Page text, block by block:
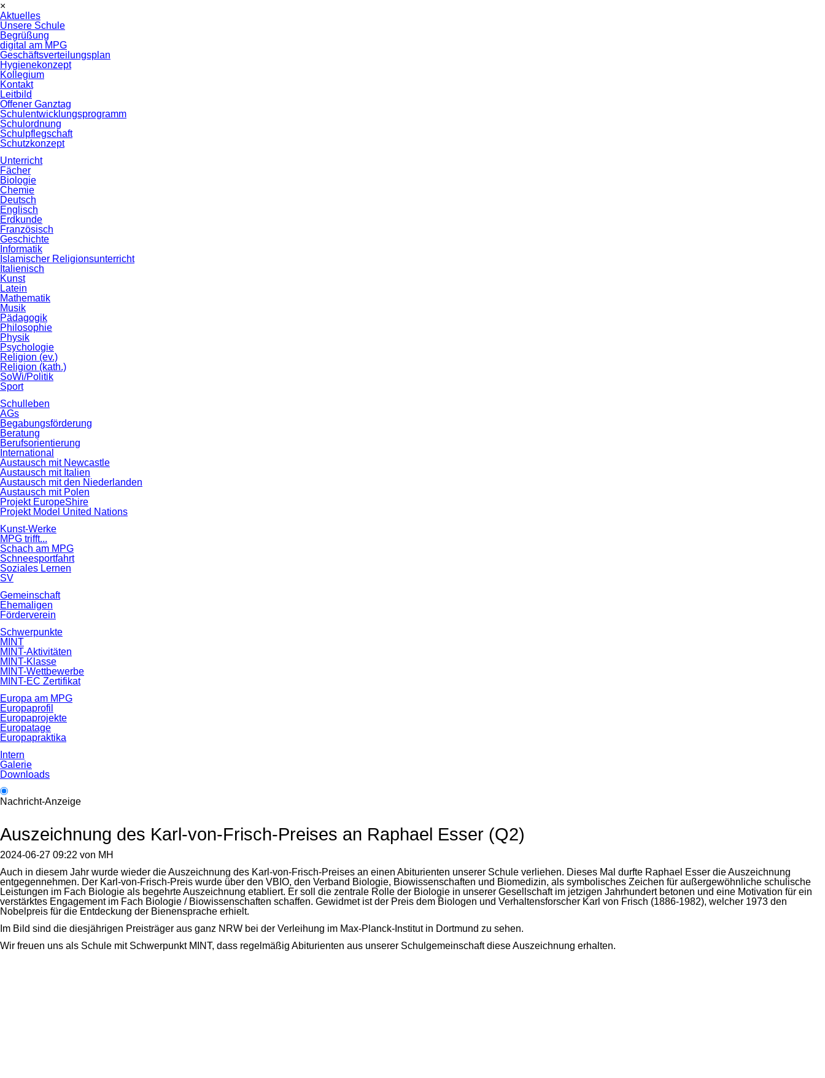
×
überspringen
Aktuelles
Unsere Schule
Begrüßung
digital am MPG
Geschäftsverteilungsplan
Hygienekonzept
Kollegium
Kontakt
Leitbild
Offener Ganztag
Schulentwicklungsprogramm
Schulordnung
Schulpflegschaft
Schutzkonzept
Unterricht
Fächer
Biologie
Chemie
Deutsch
Englisch
Erdkunde
Französisch
Geschichte
Informatik
Islamischer Religionsunterricht
Italienisch
Kunst
Latein
Mathematik
Musik
Pädagogik
Philosophie
Physik
Psychologie
Religion (ev.)
Religion (kath.)
SoWi/Politik
Sport
Schulleben
AGs
Begabungsförderung
Beratung
Berufsorientierung
International
Austausch mit Newcastle
Austausch mit Italien
Austausch mit den Niederlanden
Austausch mit Polen
Projekt EuropeShire
Projekt Model United Nations
Kunst-Werke
MPG trifft...
Schach am MPG
Schneesportfahrt
Soziales Lernen
SV
Gemeinschaft
Ehemaligen
Förderverein
Schwerpunkte
MINT
MINT-Aktivitäten
MINT-Klasse
MINT-Wettbewerbe
MINT-EC Zertifikat
Europa am MPG
Europaprofil
Europaprojekte
Europatage
Europapraktika
Intern
Galerie
Downloads
Nachricht-Anzeige
Auszeichnung des Karl-von-Frisch-Preises an Raphael Esser (Q2)
2024-06-27 09:22 von MH
Auch in diesem Jahr wurde wieder die Auszeichnung des Karl-von-Frisch-Preises an einen Abiturienten unserer Schule verliehen. Dieses Mal durfte Raphael Esser die Auszeichnung
entgegennehmen. Der Karl-von-Frisch-Preis wurde über den VBIO, den Verband Biologie, Biowissenschaften und Biomedizin, als symbolisches Zeichen für außergewöhnliche schulische
Leistungen im Fach Biologie als begehrte Auszeichnung etabliert. Er soll die zentrale Rolle der Biologie in unserer Gesellschaft im jetzigen Jahrhundert betonen und eine Motivation für ein
verstärktes Engagement im Fach Biologie / Biowissenschaften schaffen. Gewidmet ist der Preis dem Biologen und Verhaltensforscher Karl von Frisch (1886-1982), welcher 1973 den
Nobelpreis für die Entdeckung der Bienensprache erhielt.
Im Bild sind die diesjährigen Preisträger aus ganz NRW bei der Verleihung im Max-Planck-Institut in Dortmund zu sehen.
Wir freuen uns als Schule mit Schwerpunkt MINT, dass regelmäßig Abiturienten aus unserer Schulgemeinschaft diese Auszeichnung erhalten.